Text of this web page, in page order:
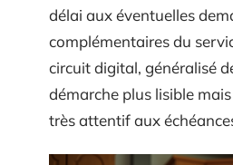
délai aux éventuelles
complémentaires du
circuit digital, généralisé
démarche plus lisible
très attentif aux